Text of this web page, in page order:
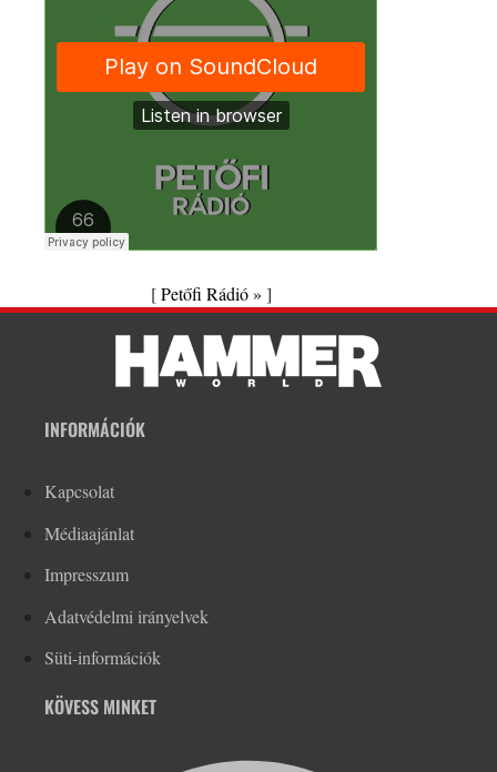
[Petőfi Rádió » ]
INFORMÁCIÓK
Kapcsolat
Médiaajánlat
Impresszum
Adatvédelmi irányelvek
Süti-információk
KÖVESS MINKET